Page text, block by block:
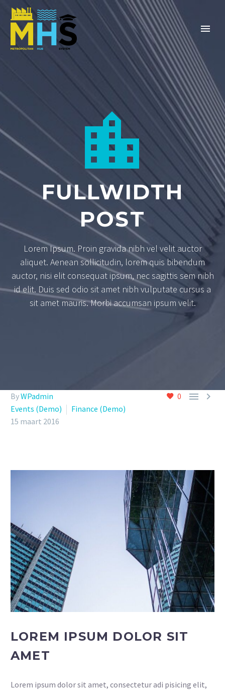


FULLWIDTH
POST
Lorem Ipsum. Proin gravida nibh vel velit auctor
aliquet. Aenean sollicitudin, lorem quis bibendum
auctor, nisi elit consequat ipsum, nec sagittis sem nibh
id elit. Duis sed odio sit amet nibh vulputate cursus a
sit amet mauris. Morbi accumsan ipsum velit.
0  
ByWPadmin
Events (Demo)
Finance (Demo)
15 maart 2016
LOREM IPSUM DOLOR SIT
AMET
Lorem ipsum dolor sit amet, consectetur adi pisicing elit,